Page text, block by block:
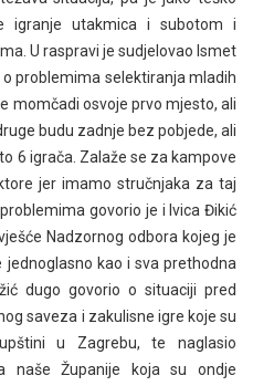
igranje utakmica i subotom i
U raspravi je sudjelovao Ismet
problemima selektiranja mladih
momčadi osvoje prvo mjesto, ali
budu zadnje bez pobjede, ali
6 igrača. Zalaže se za kampove
jer imamo stručnjaka za taj
govorio je i Ivica Đikić
Nadzornog odbora kojeg je
kao i sva prethodna
dugo govorio o situaciji pred
saveza i zakulisne igre koje su
u Zagrebu, te naglasio
naše Županije koja su ondje